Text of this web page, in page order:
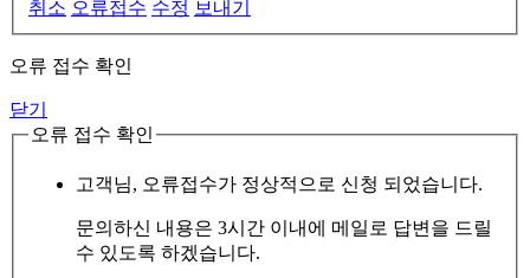
취소 오류접수 수정 보내기
오류 접수 확인
닫기
오류 접수 확인
고객님, 오류접수가 정상적으로 신청 되었습니다.
문의하신 내용은 3시간 이내에 메일로 답변을 드릴
수 있도록 하겠습니다.